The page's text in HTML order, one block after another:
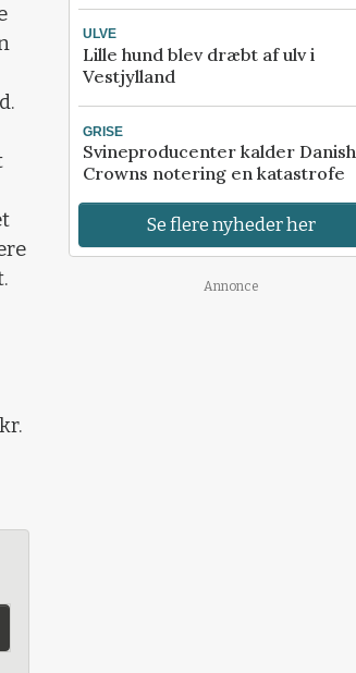
ULVE
Lille hund blev dræbt af ulv i
Vestjylland
GRISE
Svineproducenter kalder Danish
Crowns notering en katastrofe
Se flere nyheder her
Annonce